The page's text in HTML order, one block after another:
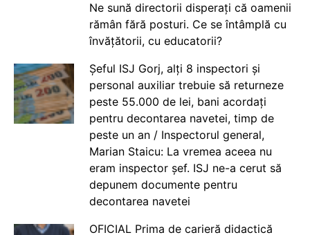
Ne sună directorii disperați că oamenii
rămân fără posturi. Ce se întâmplă cu
învățătorii, cu educatorii?
Șeful ISJ Gorj, alți 8 inspectori și
personal auxiliar trebuie să returneze
peste 55.000 de lei, bani acordați
pentru decontarea navetei, timp de
peste un an / Inspectorul general,
Marian Staicu: La vremea aceea nu
eram inspector șef. ISJ ne-a cerut să
depunem documente pentru
decontarea navetei
OFICIAL Prima de carieră didactică